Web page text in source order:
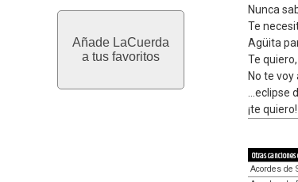
Añade LaCuerda
a tus favoritos
Nunca
Te
Agüita
Te
No te
...eclipse
¡te quiero!
Otras
Acordes de